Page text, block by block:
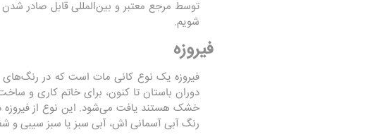
توسط مرجع معتبر و بین‌المللی قابل صادر
شویم.
فیروزه
فیروزه یک نوع کانی مات است که در رنگ‌های
دوران باستان تا کنون، برای خاتم کاری و
خشک هستند یافت می‌شود. این نوع از فیروزه
رنگ آبی آسمانی اش، آبی سبز یا سبز سیبی و